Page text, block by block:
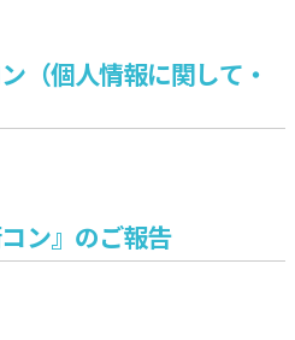
（個人情報に関して・
ン』のご報告